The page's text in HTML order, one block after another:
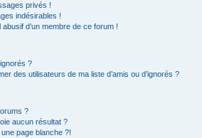
privés !
indésirables !
d’un membre de ce forum !
?
des utilisateurs de ma liste d’amis ou d’ignorés ?
?
aucun résultat ?
page blanche ?!